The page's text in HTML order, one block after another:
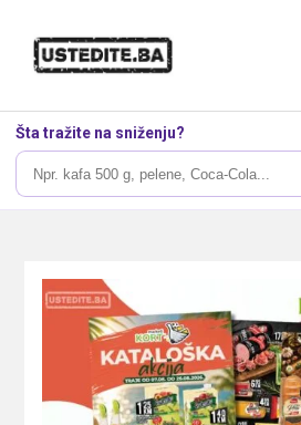
Šta tražite na sniženju?